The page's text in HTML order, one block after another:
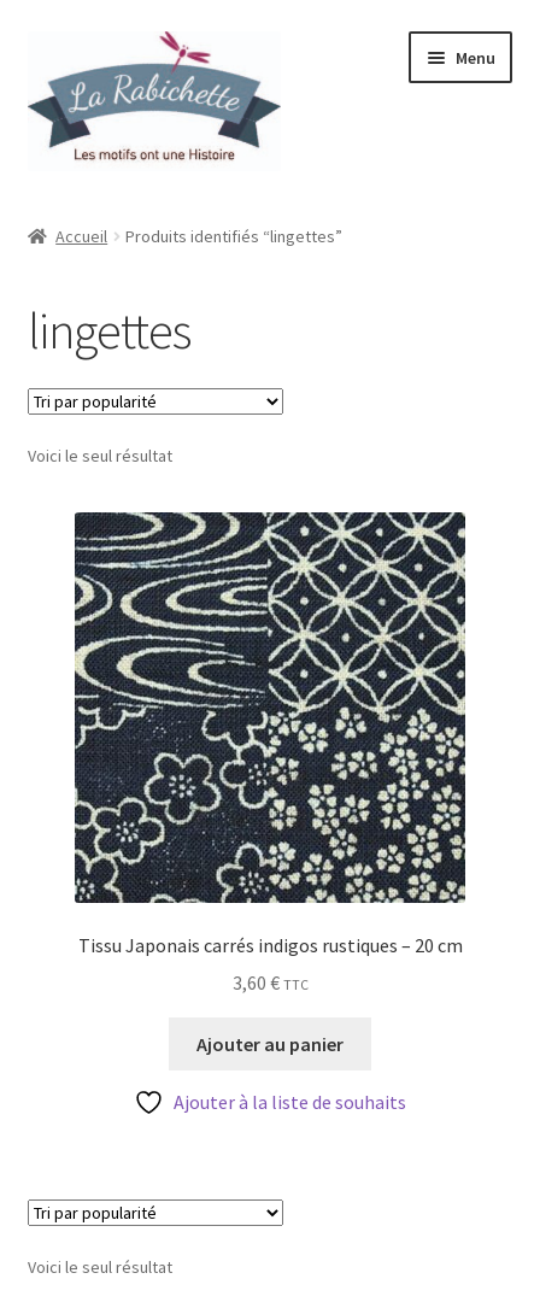
la
navigation
contenu
Menu
Ma liste de souhaits
Mon espace
Mon compte
Panier
My Account
Wishlist
Paiement
Panier
Plan du site
Possibilité de retrait gratuit
CGV
Accueil Produits identifiés “lingettes”
lingettes
Voici le seul résultat
Tissu Japonais carrés indigos rustiques – 20 cm
3,60 € TTC
Ajouter au panier
Ajouter à la liste de souhaits
Voici le seul résultat